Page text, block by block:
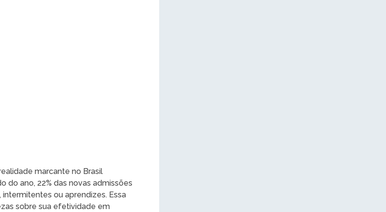
marcante no Brasil
do ano, 22% das novas admissões
ou aprendizes. Essa
sobre sua efetividade em